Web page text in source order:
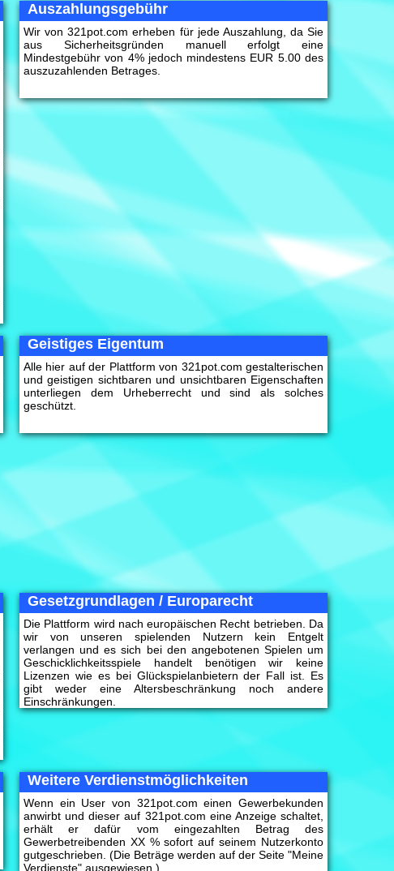
Auszahlungsgebühr
Wir von 321pot.com erheben für jede Auszahlung, da Sie
aus Sicherheitsgründen manuell erfolgt eine
Mindestgebühr von 4% jedoch mindestens EUR 5.00 des
auszuzahlenden Betrages.
Geistiges Eigentum
Alle hier auf der Plattform von 321pot.com gestalterischen
und geistigen sichtbaren und unsichtbaren Eigenschaften
unterliegen dem Urheberrecht und sind als solches
geschützt.
Gesetzgrundlagen / Europarecht
Die Plattform wird nach europäischen Recht betrieben. Da
wir von unseren spielenden Nutzern kein Entgelt
verlangen und es sich bei den angebotenen Spielen um
Geschicklichkeitsspiele handelt benötigen wir keine
Lizenzen wie es bei Glückspielanbietern der Fall ist. Es
gibt weder eine Altersbeschränkung noch andere
Einschränkungen.
Weitere Verdienstmöglichkeiten
Wenn ein User von 321pot.com einen Gewerbekunden
anwirbt und dieser auf 321pot.com eine Anzeige schaltet,
erhält er dafür vom eingezahlten Betrag des
Gewerbetreibenden XX % sofort auf seinem Nutzerkonto
gutgeschrieben. (Die Beträge werden auf der Seite "Meine
Verdienste" ausgewiesen.)